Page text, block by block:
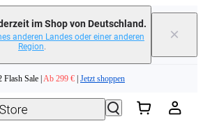
im Shop von Deutschland.
anderen Landes oder einer anderen
Region.
×
help? |
Sale | Ab 299 € Jetzt shoppen